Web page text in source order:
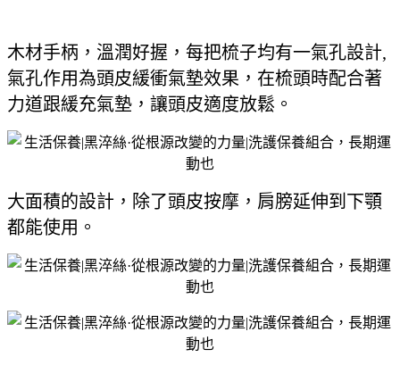
木材手柄，溫潤好握，每把梳子均有一氣孔設計,
氣孔作用為頭皮緩衝氣墊效果，在梳頭時配合著
力道跟緩充氣墊，讓頭皮適度放鬆。
大面積的設計，除了頭皮按摩，肩膀延伸到下顎
都能使用。